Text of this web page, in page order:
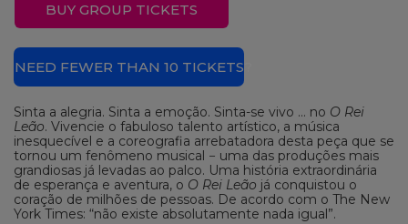
BUY GROUP TICKETS
NEED FEWER THAN 10 TICKETS?
Sinta a alegria. Sinta a emoção. Sinta-se vivo … no O Rei
Leão. Vivencie o fabuloso talento artístico, a música
inesquecível e a coreografia arrebatadora desta peça que se
tornou um fenômeno musical − uma das produções mais
grandiosas já levadas ao palco. Uma história extraordinária
de esperança e aventura, o O Rei Leão já conquistou o
coração de milhões de pessoas. De acordo com o The New
York Times: “não existe absolutamente nada igual”.